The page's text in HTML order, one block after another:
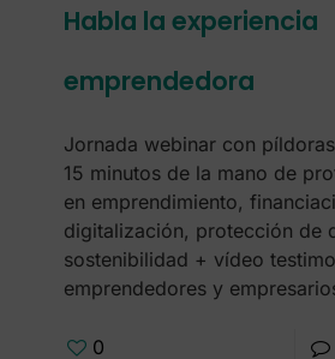
Habla la experiencia
emprendedora
Jornada webinar con
15 minutos de la mano de
en emprendimiento,
digitalización, protección de
sostenibilidad + vídeo
emprendedores y
0